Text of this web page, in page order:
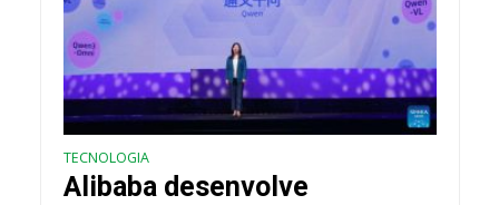
TECNOLOGIA
Alibaba desenvolve